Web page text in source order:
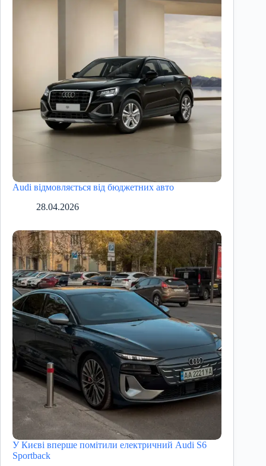
Audi відмовляється від бюджетних авто
28.04.2026
У Києві вперше помітили електричний Audi S6
Sportback